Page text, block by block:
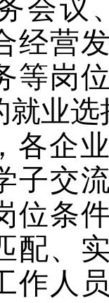
会议
经营
等岗
就业选
各企
子交
位条
配、
作人